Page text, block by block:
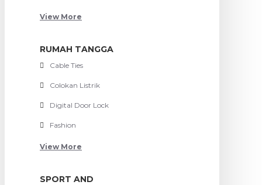
View More
RUMAH TANGGA
Cable Ties
Colokan Listrik
Digital Door Lock
Fashion
View More
SPORT AND